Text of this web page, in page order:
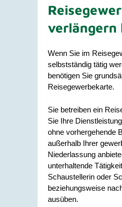
verlängern
Wenn Sie im
selbstständig tätig
benötigen Sie
Reisegewerbekarte.
Sie betreiben ein
Sie Ihre
ohne vorhergehende
außerhalb Ihrer
Niederlassung
unterhaltende
Schaustellerin oder
beziehungsweise
ausüben.